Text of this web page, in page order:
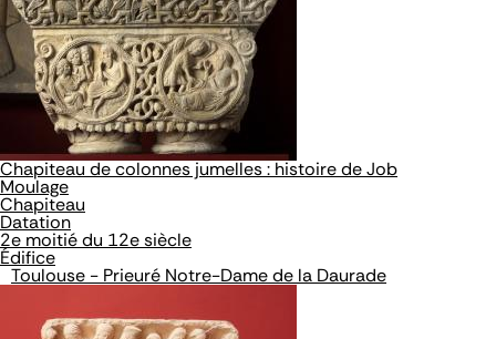
Chapiteau de colonnes jumelles : histoire de Job
Moulage
Chapiteau
Datation
2e moitié du 12e siècle
Édifice
Toulouse - Prieuré Notre-Dame de la Daurade